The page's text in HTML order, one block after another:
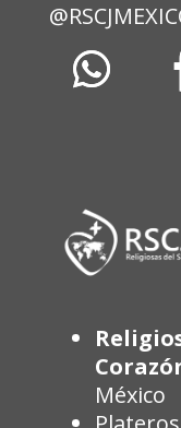
México